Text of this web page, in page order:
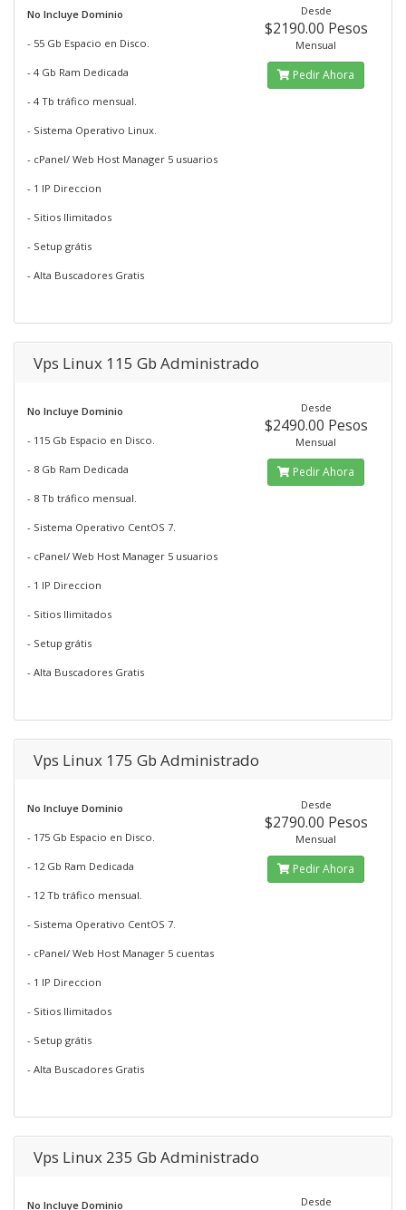
No Incluye Dominio
- 55 Gb Espacio en Disco.
- 4 Gb Ram Dedicada
- 4 Tb tráfico mensual.
- Sistema Operativo Linux.
- cPanel/ Web Host Manager 5 usuarios
- 1 IP Direccion
- Sitios Ilimitados
- Setup grátis
- Alta Buscadores Gratis
Desde
$2190.00 Pesos
Mensual
Pedir Ahora
Vps Linux 115 Gb Administrado
No Incluye Dominio
- 115 Gb Espacio en Disco.
- 8 Gb Ram Dedicada
- 8 Tb tráfico mensual.
- Sistema Operativo CentOS 7.
- cPanel/ Web Host Manager 5 usuarios
- 1 IP Direccion
- Sitios Ilimitados
- Setup grátis
- Alta Buscadores Gratis
Desde
$2490.00 Pesos
Mensual
Pedir Ahora
Vps Linux 175 Gb Administrado
No Incluye Dominio
- 175 Gb Espacio en Disco.
- 12 Gb Ram Dedicada
- 12 Tb tráfico mensual.
- Sistema Operativo CentOS 7.
- cPanel/ Web Host Manager 5 cuentas
- 1 IP Direccion
- Sitios Ilimitados
- Setup grátis
- Alta Buscadores Gratis
Desde
$2790.00 Pesos
Mensual
Pedir Ahora
Vps Linux 235 Gb Administrado
No Incluye Dominio Desde